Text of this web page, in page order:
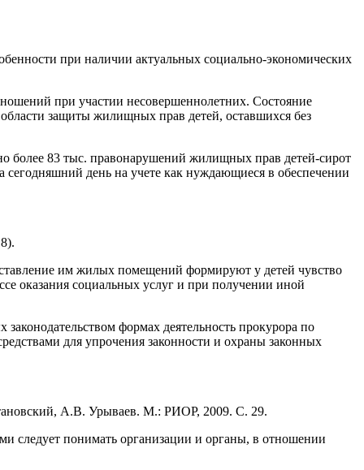
при наличии актуальных социально-экономических
при участии несовершеннолетних. Состояние
защиты жилищных прав детей, оставшихся без
более 83 тыс. правонарушений жилищных прав детей-сирот
день на учете как нуждающиеся в обеспечении
им жилых помещений формируют у детей чувство
оказания социальных услуг и при получении иной
формах деятельность прокурора по
для упрочения законности и охраны законных
А.В. Урываев. М.: РИОР, 2009. С. 29.
следует понимать организации и органы, в отношении